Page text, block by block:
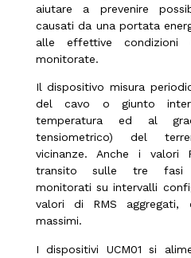
aiutare a prevenire
causati da una portata
alle effettive
monitorate.
Il dispositivo misura
del cavo o giunto
temperatura ed al
tensiometrico) del
vicinanze. Anche i valori
transito sulle tre fasi
monitorati su intervalli
valori di RMS
massimi.
I dispositivi UCM01 si